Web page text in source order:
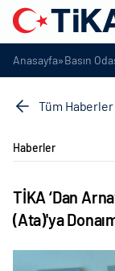
Anasayfa»Basın
Tüm Haberler
Haberler
TİKA ‘Dan
(Ata)'ya